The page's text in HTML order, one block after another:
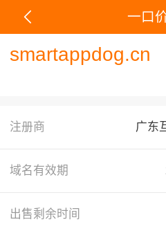
一口
smartappdog.cn
注册商 广东
域名有效期
出售剩余时间